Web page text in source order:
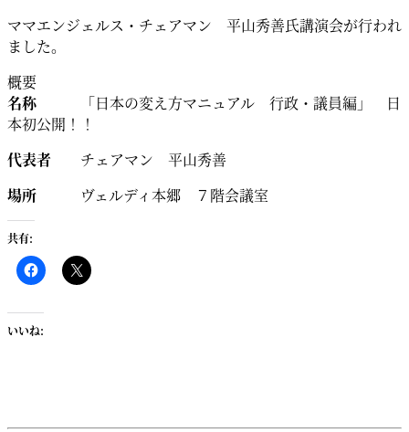
ママエンジェルス・チェアマン 平山秀善氏講演会が行われ
ました。
概要
名称 「日本の変え方マニュアル 行政・議員編」 日
本初公開！！
代表者 チェアマン 平山秀善
場所 ヴェルディ本郷 ７階会議室
共有:
いいね: